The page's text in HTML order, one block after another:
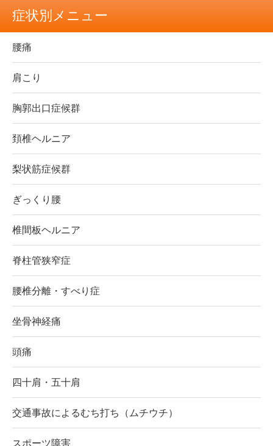
症状別メニュー
腰痛
肩こり
胸郭出口症候群
頚椎ヘルニア
梨状筋症候群
ぎっくり腰
椎間板ヘルニア
脊柱管狭窄症
腰椎分離・すべり症
坐骨神経痛
頭痛
四十肩・五十肩
交通事故によるむち打ち（ムチウチ）
スポーツ障害